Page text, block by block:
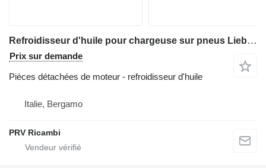
Refroidisseur d'huile pour chargeuse sur pneus Liebherr L 554
Prix sur demande
Pièces détachées de moteur - refroidisseur d'huile
Italie, Bergamo
PRV Ricambi